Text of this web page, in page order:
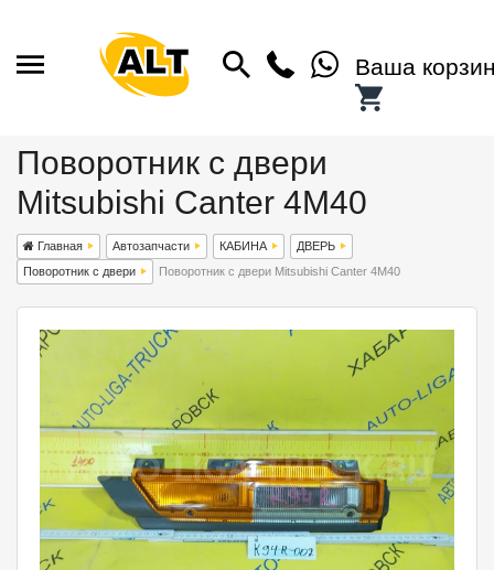
Ваша
Поворотник с двери
Mitsubishi Canter 4M40
Главная Автозапчасти КАБИНА
ДВЕРЬ
Поворотник с двери
Поворотник с двери Mitsubishi Canter 4M40